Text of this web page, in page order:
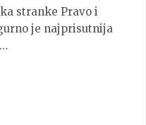
stranke Pravo i
je najprisutnija